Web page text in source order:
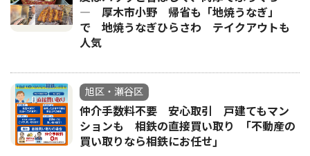
― 厚木市小野 帰省も「地焼うなぎ」
で 地焼うなぎひらさわ テイクアウトも
人気
旭区・瀬谷区
仲介手数料不要 安心取引 戸建てもマン
ションも 相鉄の直接買い取り ｢不動産の
買い取りなら相鉄にお任せ｣